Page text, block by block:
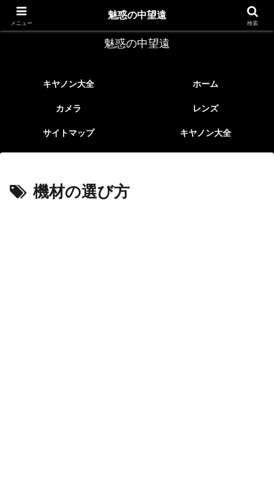
レトロなEFレンズ
魅惑の中望遠
キヤノン大全 ホーム
カメラ レンズ
サイトマップ キヤノン大全
機材の選び方
メニュー
魅惑の中望遠
検索